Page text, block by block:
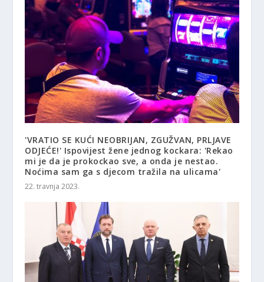
'VRATIO SE KUĆI NEOBRIJAN, ZGUŽVAN, PRLJAVE
ODJEĆE!' Ispovijest žene jednog kockara: 'Rekao
mi je da je prokockao sve, a onda je nestao.
Noćima sam ga s djecom tražila na ulicama'
22. travnja 2023.